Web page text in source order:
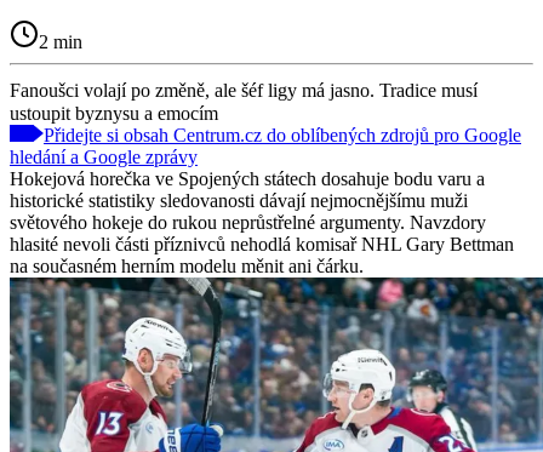
2 min
Fanoušci volají po změně, ale šéf ligy má jasno. Tradice musí
ustoupit byznysu a emocím
Přidejte si obsah Centrum.cz do oblíbených zdrojů pro Google
hledání a Google zprávy
Hokejová horečka ve Spojených státech dosahuje bodu varu a
historické statistiky sledovanosti dávají nejmocnějšímu muži
světového hokeje do rukou neprůstřelné argumenty. Navzdory
hlasité nevoli části příznivců nehodlá komisař NHL Gary Bettman
na současném herním modelu měnit ani čárku.